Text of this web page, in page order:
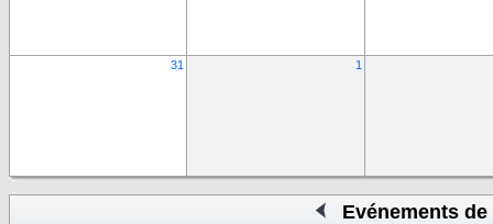
31 1
Evénements